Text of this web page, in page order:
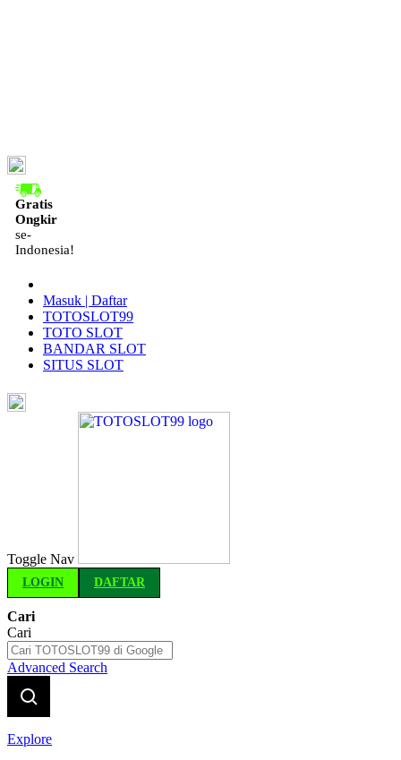
Gratis
Ongkir
se-
Indonesia!
Masuk | Daftar
TOTOSLOT99
TOTO SLOT
BANDAR SLOT
SITUS SLOT
Toggle Nav
LOGIN DAFTAR
Cari
Cari
Advanced Search
Explore